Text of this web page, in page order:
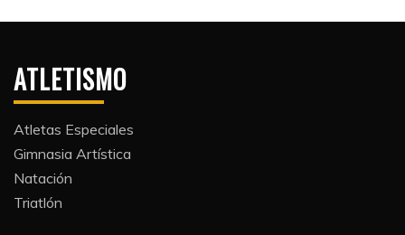
ATLETISMO
Atletas Especiales
Gimnasia Artística
Natación​
Triatlón​